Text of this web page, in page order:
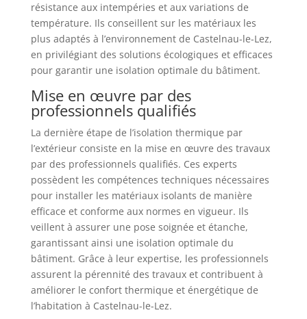
résistance aux intempéries et aux variations de
température. Ils conseillent sur les matériaux les
plus adaptés à l’environnement de Castelnau-le-Lez,
en privilégiant des solutions écologiques et efficaces
pour garantir une isolation optimale du bâtiment.
Mise en œuvre par des
professionnels qualifiés
La dernière étape de l’isolation thermique par
l’extérieur consiste en la mise en œuvre des travaux
par des professionnels qualifiés. Ces experts
possèdent les compétences techniques nécessaires
pour installer les matériaux isolants de manière
efficace et conforme aux normes en vigueur. Ils
veillent à assurer une pose soignée et étanche,
garantissant ainsi une isolation optimale du
bâtiment. Grâce à leur expertise, les professionnels
assurent la pérennité des travaux et contribuent à
améliorer le confort thermique et énergétique de
l’habitation à Castelnau-le-Lez.